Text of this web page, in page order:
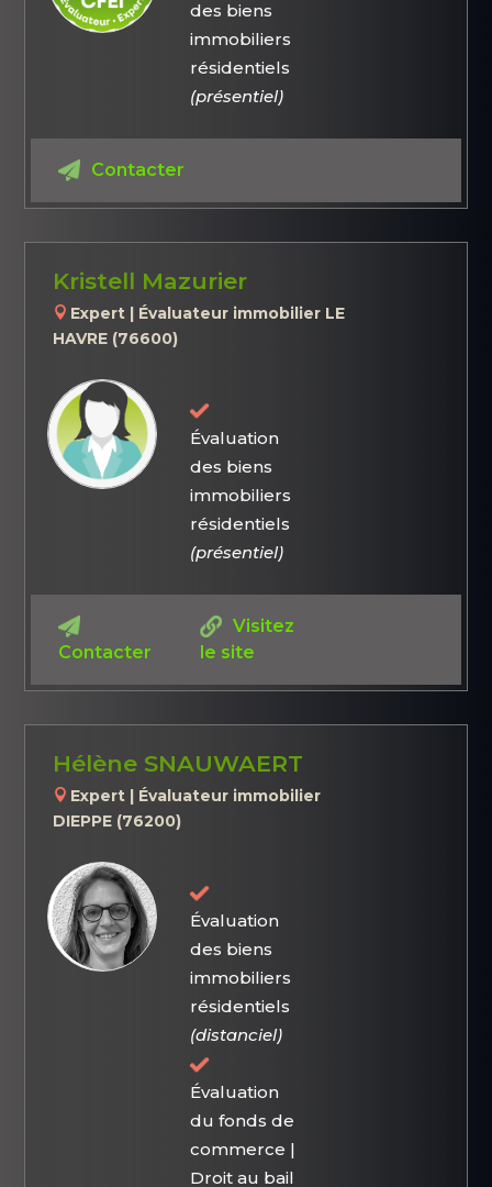
des biens
immobiliers
résidentiels
(présentiel)
Contacter
Kristell Mazurier
Expert | Évaluateur immobilier LE
HAVRE (76600)
Évaluation
des biens
immobiliers
résidentiels
(présentiel)
Contacter
Visitez
le site
Hélène SNAUWAERT
Expert | Évaluateur immobilier
DIEPPE (76200)
Évaluation
des biens
immobiliers
résidentiels
(distanciel)
Évaluation
du fonds de
commerce |
Droit au bail